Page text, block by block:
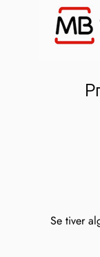
Se tiver